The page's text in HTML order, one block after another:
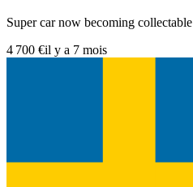
Super car now becoming collectable
4 700 €il y a 7 mois